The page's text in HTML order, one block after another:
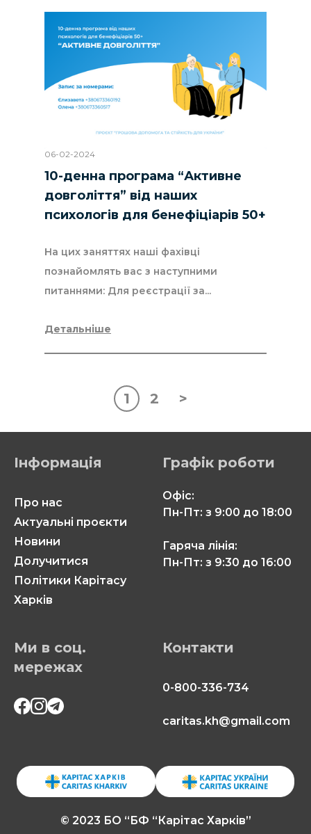
06-02-2024
10-денна програма “Активне
довголіття” від наших
психологів для бенефіціарів 50+
На цих заняттях наші фахівці
познайомлять вас з наступними
питаннями: Для реєстрації за...
Детальніше
1 2 >
Інформація
Про нас
Актуальні проєкти
Новини
Долучитися
Політики Карітасу
Харків
Контакти
0-800-336-734
caritas.kh@gmail.com
Графік роботи
Офіс:
Пн-Пт: з 9:00 до 18:00
Гаряча лінія:
Пн-Пт: з 9:30 до 16:00
Ми в соц.
мережах
© 2023 БО “БФ “Карітас Харків”